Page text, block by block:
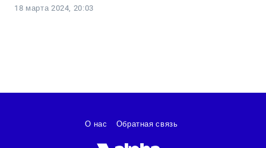
18 марта 2024, 20:03
О нас Обратная связь